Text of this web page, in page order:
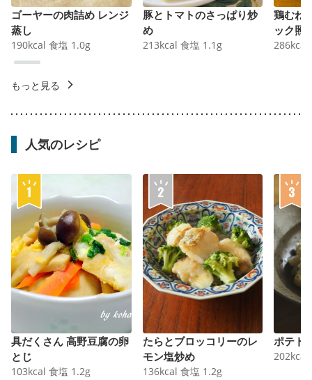
ゴーヤーの肉詰め レンジ
蒸し
190kcal 食塩 1.0g
豚とトマトのさっぱり炒
め
213kcal 食塩 1.1 g
鶏むね
ック照
286kcal
もっと見る
人気のレシピ
具だくさん 高野豆腐の卵
とじ
103kcal 食塩 1.2g
たらとブロッコリーのレ
モン塩炒め
136kcal 食塩 1.2g
ポテト
202kcal